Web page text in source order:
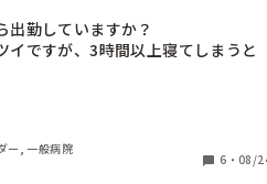
出勤していますか？
イですが、3時間以上寝てしまうと
ツくなってしまいます。
ー, 一般病院
6 ・ 08/